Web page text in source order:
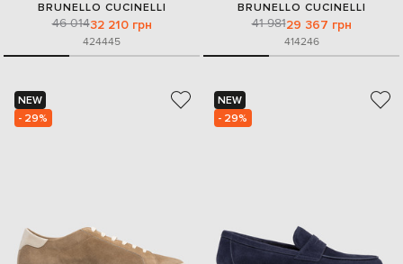
BRUNELLO CUCINELLI
46 01432 210 грн
424445
BRUNELLO CUCINELLI
41 98129 367 грн
414246
NEW
- 29%
NEW
- 29%